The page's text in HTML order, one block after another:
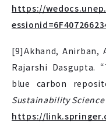
https://
[9]Akhand, Anirban,
Rajarshi Dasgupta.
blue carbon
Sustainability Science
https://